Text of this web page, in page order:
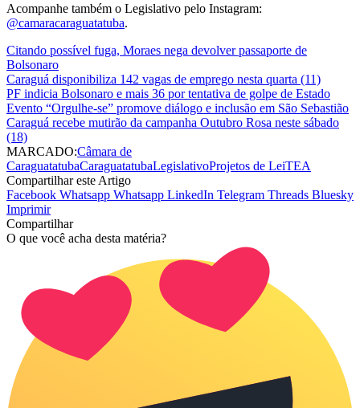
Acompanhe também o Legislativo pelo Instagram:
@camaracaraguatatuba.
Citando possível fuga, Moraes nega devolver passaporte de
Bolsonaro
Caraguá disponibiliza 142 vagas de emprego nesta quarta (11)
PF indicia Bolsonaro e mais 36 por tentativa de golpe de Estado
Evento “Orgulhe-se” promove diálogo e inclusão em São Sebastião
Caraguá recebe mutirão da campanha Outubro Rosa neste sábado
(18)
MARCADO:Câmara de
CaraguatatubaCaraguatatubaLegislativoProjetos de LeiTEA
Compartilhar este Artigo
Facebook Whatsapp Whatsapp LinkedIn Telegram Threads Bluesky
Imprimir
Compartilhar
O que você acha desta matéria?